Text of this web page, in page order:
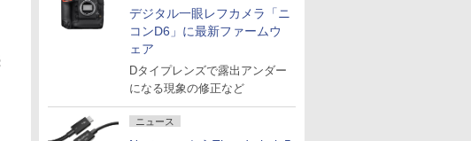
デジタル一眼レフカメラ「ニ
コンD6」に最新ファームウ
ェア
Dタイプレンズで露出アンダー
になる現象の修正など
ニュース